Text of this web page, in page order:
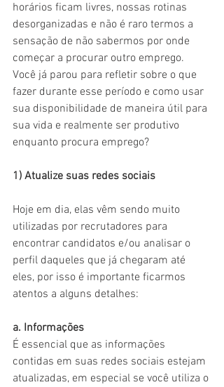
horários ficam livres, nossas rotinas
desorganizadas e não é raro termos a
sensação de não sabermos por onde
começar a procurar outro emprego.
Você já parou para refletir sobre o que
fazer durante esse período e como usar
sua disponibilidade de maneira útil para
sua vida e realmente ser produtivo
enquanto procura emprego?
1) Atualize suas redes sociais
Hoje em dia, elas vêm sendo muito
utilizadas por recrutadores para
encontrar candidatos e/ou analisar o
perfil daqueles que já chegaram até
eles, por isso é importante ficarmos
atentos a alguns detalhes:
a. Informações
É essencial que as informações
contidas em suas redes sociais estejam
atualizadas, em especial se você utiliza o